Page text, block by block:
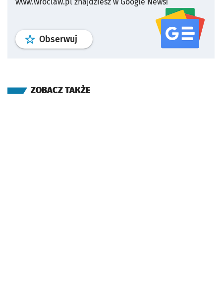
Obserwuj profil serwisu
ZOBACZ TAKŻE